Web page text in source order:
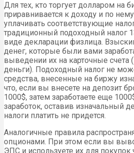
Для тех, кто торгует долларом на
приравнивается к доходу и по
уплачивать соответствующие
традиционный подоходный налог
виде декларации физлица.
денег, которые были вами
выведении их на карточные счета
деньги). Подоходный налог не
средства, внесенные на биржу
что, если вы внесете на депозит
1000$, затем заработаете еще
заработок, оставив изначальный
налоги платить не придется.
Аналогичные правила
опционами. При этом если вы
ЭПС и используете их для покупок